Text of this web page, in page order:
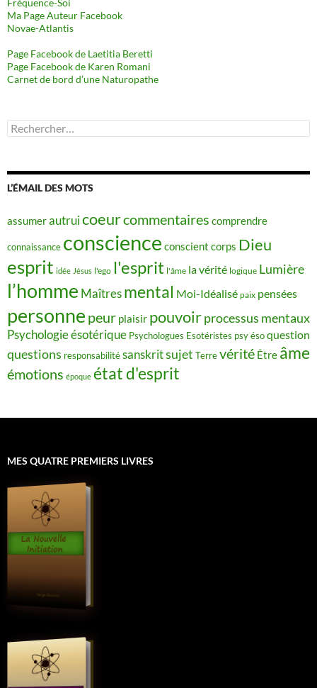
Ma Page Auteur Facebook
Novae-Atlantis
Page Facebook de Laetitia Beretti
Page Facebook de Karen Romani
Carnet de bord d’une Naturopathe
Rechercher :
L’ÉMAIL DES MOTS
assumerautruicoeurcommentaires comprendre
connaissance conscience conscient corps Dieu
esprit idée Jésus l'ego l'esprit l'âme la vérité logique Lumière
l’homme Maîtres mental Moi-Idéalisé paix pensées
personne peur plaisir pouvoirprocessus mentaux
Psychologie ésotérique Psychologues Esotéristes psy ésoquestion
questions responsabilitésanskritsujet Terrevérité Être âme
émotions époque état d'esprit
MES QUATRE PREMIERS LIVRES